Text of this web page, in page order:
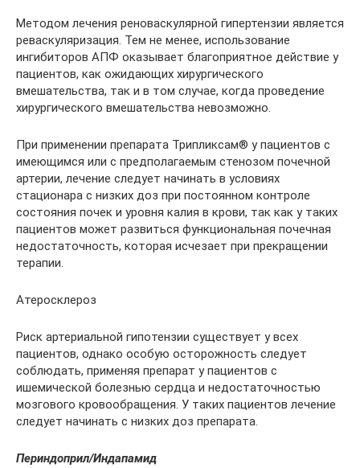
Методом лечения реноваскулярной гипертензии является
реваскуляризация. Тем не менее, использование
ингибиторов АПФ оказывает благоприятное действие у
пациентов, как ожидающих хирургического
вмешательства, так и в том случае, когда проведение
хирургического вмешательства невозможно.
При применении препарата Трипликсам® у пациентов с
имеющимся или с предполагаемым стенозом почечной
артерии, лечение следует начинать в условиях
стационара с низких доз при постоянном контроле
состояния почек и уровня калия в крови, так как у таких
пациентов может развиться функциональная почечная
недостаточность, которая исчезает при прекращении
терапии.
Атеросклероз
Риск артериальной гипотензии существует у всех
пациентов, однако особую осторожность следует
соблюдать, применяя препарат у пациентов с
ишемической болезнью сердца и недостаточностью
мозгового кровообращения. У таких пациентов лечение
следует начинать с низких доз препарата.
Периндоприл/Индапамид